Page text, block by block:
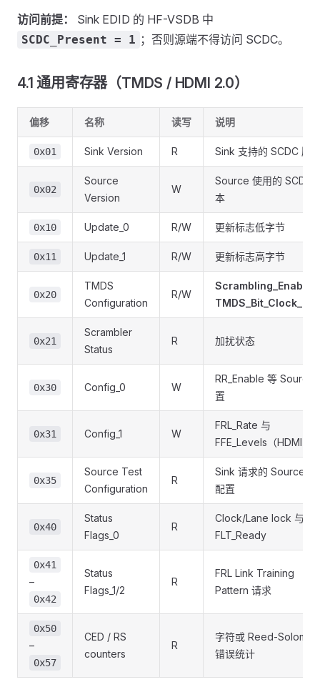
访问前提： Sink EDID 的 HF-VSDB 中
SCDC_Present = 1 ；否则源端不得访问 SCDC。
4.1 通用寄存器（TMDS / HDMI 2.0）
偏移 名称 读写 说明
0x01 Sink Version R Sink 支持的 SCDC 版
0x02
Source
Version
W
Source 使用的 SCDC
本
0x10 Update_0 R/W 更新标志低字节
0x11 Update_1 R/W 更新标志高字节
0x20
TMDS
Configuration
R/W
Scrambling_Enable
0x21
Scrambler
Status
R 加扰状态
0x30 Config_0 W
RR_Enable 等 Source
置
0x31 Config_1 W
FRL_Rate 与
FFE_Levels（HDMI 2.1
0x35
Source Test
Configuration
R
Sink 请求的 Source 测
配置
0x40
Status
Flags_0
R
Clock/Lane lock 与
FLT_Ready
0x41
–
0x42
Status
Flags_1/2
R
FRL Link Training
Pattern 请求
0x50
–
0x57
CED / RS
counters
R
字符或 Reed-Solomon
错误统计